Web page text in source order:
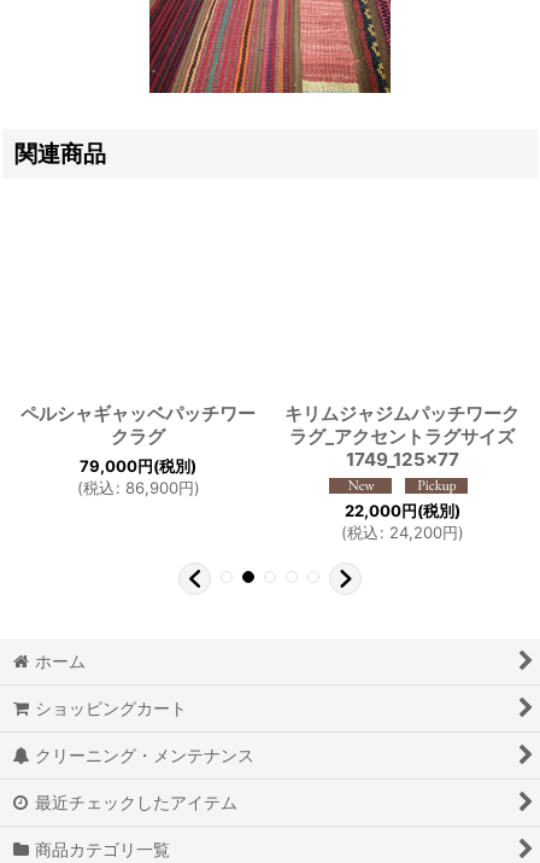
関連商品
ペルシャギャッベパッチワー
クラグ
79,000円(税別)
(税込: 86,900円)
キリムジャジムパッチワーク
ラグ_アクセントラグサイズ
1749_125×77
22,000円(税別)
(税込: 24,200円)
ホーム
ショッピングカート
クリーニング・メンテナンス
最近チェックしたアイテム
商品カテゴリ一覧